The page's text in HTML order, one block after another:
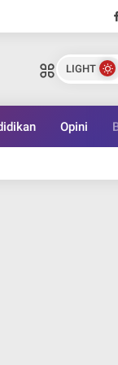
LIGHT
Opini